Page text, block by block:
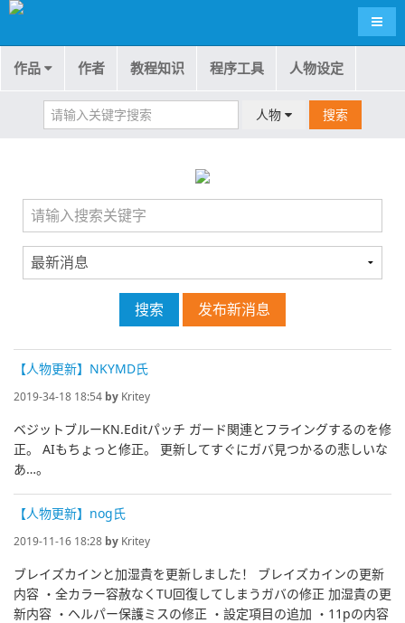
导航
作品 作者 教程知识 程序工具 人物设定
人物 搜索
搜索 发布新消息
【人物更新】NKYMD氏
2019-34-18 18:54 by Kritey
ベジットブルーKN.Editパッチ ガード関連とフライングするのを修
正。 AIもちょっと修正。 更新してすぐにガバ見つかるの悲しいな
あ…。
【人物更新】nog氏
2019-11-16 18:28 by Kritey
ブレイズカインと加湿貴を更新しました！ ブレイズカインの更新
内容 ・全カラー容赦なくTU回復してしまうガバの修正 加湿貴の更
新内容 ・ヘルパー保護ミスの修正 ・設定項目の追加 ・11pの内容